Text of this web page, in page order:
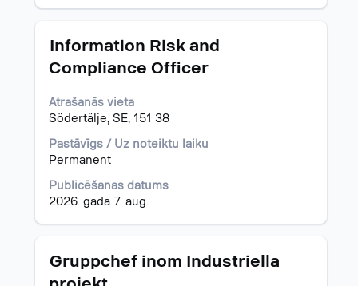
piedāvājumu.
Amats
Information Risk and
Compliance Officer
Atrašanās vieta
Södertälje, SE, 151 38
Pastāvīgs / Uz noteiktu laiku
Permanent
Publicēšanas datums
2026. gada 7. aug.
Atlasiet,
atstarpes
lai
skatītu
visu
informāciju
darba
piedāvājumu.
Amats
Gruppchef inom Industriella
Atlasiet,
nospiežot